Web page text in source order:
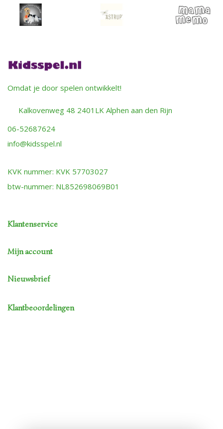
Omdat je door spelen ontwikkelt!
Kalkovenweg 48 2401LK Alphen aan den Rijn
06-52687624
info@kidsspel.nl
KVK nummer: KVK 57703027
btw-nummer: NL852698069B01
Klantenservice
Mijn account
Nieuwsbrief
Klantbeoordelingen